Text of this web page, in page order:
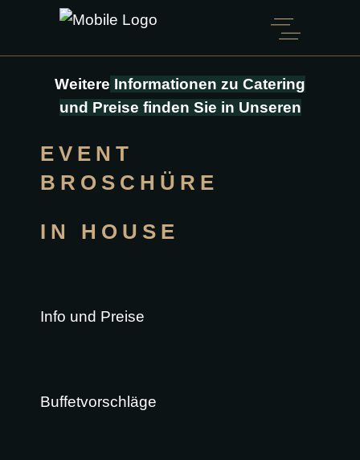
Weitere Informationen zu Catering
und Preise finden Sie in Unseren
EVENT
BROSCHÜRE
IN HOUSE
Info und Preise
Buffetvorschläge